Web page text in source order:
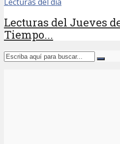
Lecturas del Jueves
Tiempo...